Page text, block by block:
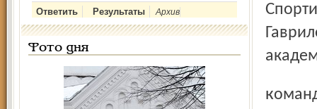
Архив
Фото дня
Спортивная часть праздника состоится на площадке
команд, а также соревнования по стритболу, пляжному